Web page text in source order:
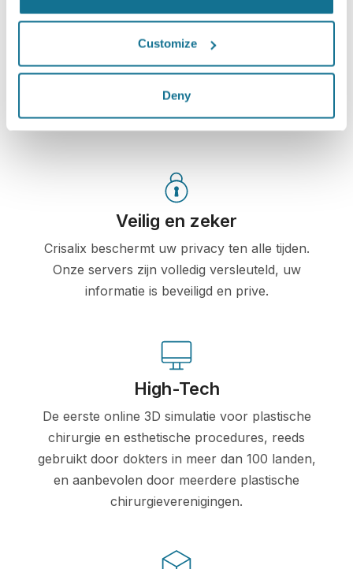
Customize
Deny
Crisalix-account. Hierdoor kunt u de simulatie met uw
familie, vrienden of wie u wilt te delen om hun advies
te krijgen.
Zie je nieuwe ik nu!
Veilig en zeker
Crisalix beschermt uw privacy ten alle tijden.
Onze servers zijn volledig versleuteld, uw
informatie is beveiligd en prive.
High-Tech
De eerste online 3D simulatie voor plastische
chirurgie en esthetische procedures, reeds
gebruikt door dokters in meer dan 100 landen,
en aanbevolen door meerdere plastische
chirurgieverenigingen.